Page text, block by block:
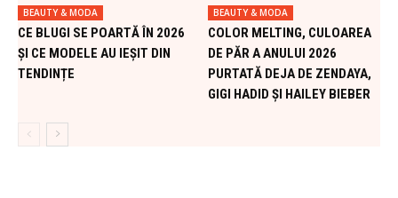
BEAUTY & MODA
CE BLUGI SE POARTĂ ÎN 2026
ȘI CE MODELE AU IEȘIT DIN
TENDINȚE
BEAUTY & MODA
COLOR MELTING, CULOAREA
DE PĂR A ANULUI 2026
PURTATĂ DEJA DE ZENDAYA,
GIGI HADID ȘI HAILEY BIEBER